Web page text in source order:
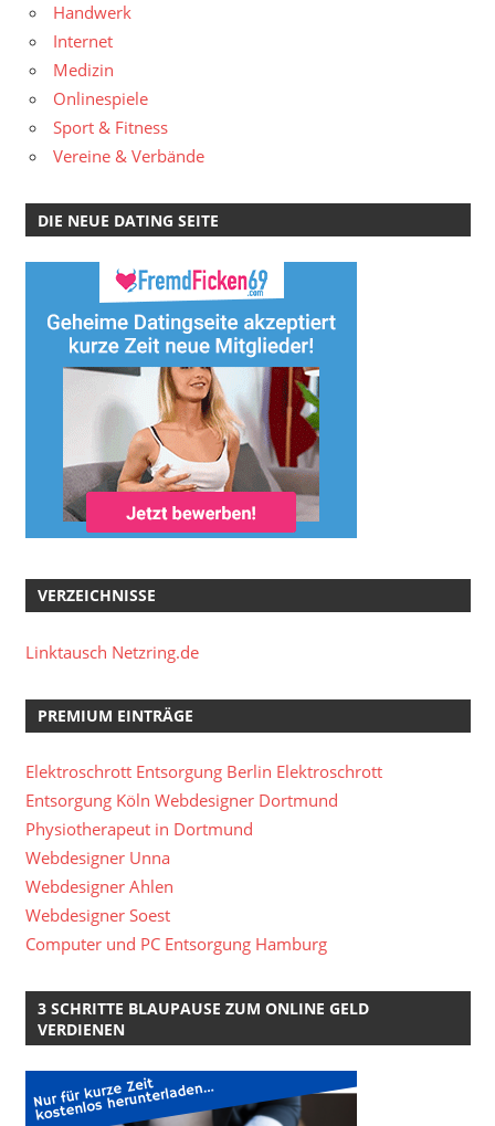
Handwerk
Internet
Medizin
Onlinespiele
Sport & Fitness
Vereine & Verbände
DIE NEUE DATING SEITE
VERZEICHNISSE
Linktausch Netzring.de
PREMIUM EINTRÄGE
Elektroschrott Entsorgung Berlin Elektroschrott
Entsorgung Köln Webdesigner Dortmund
Physiotherapeut in Dortmund
Webdesigner Unna
Webdesigner Ahlen
Webdesigner Soest
Computer und PC Entsorgung Hamburg
3 SCHRITTE BLAUPAUSE ZUM ONLINE GELD
VERDIENEN